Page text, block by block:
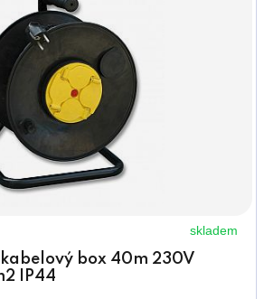
skladem
kabelový box 40m 230V
IP44